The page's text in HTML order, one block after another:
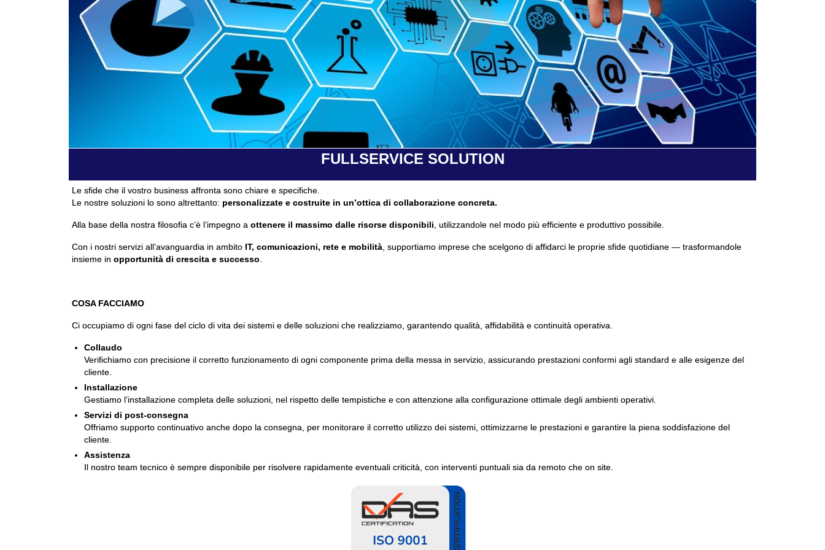
FULLSERVICE SOLUTION
Le sfide che il vostro business affronta sono chiare e specifiche.
Le nostre soluzioni lo sono altrettanto: personalizzate e costruite in un’ottica di collaborazione concreta.
Alla base della nostra filosofia c’è l’impegno a ottenere il massimo dalle risorse disponibili, utilizzandole nel modo più efficiente e produttivo possibile.
Con i nostri servizi all’avanguardia in ambito IT, comunicazioni, rete e mobilità, supportiamo imprese che scelgono di affidarci le proprie sfide quotidiane — trasformandole
insieme in opportunità di crescita e successo.
COSA FACCIAMO
Ci occupiamo di ogni fase del ciclo di vita dei sistemi e delle soluzioni che realizziamo, garantendo qualità, affidabilità e continuità operativa.
Collaudo
Verifichiamo con precisione il corretto funzionamento di ogni componente prima della messa in servizio, assicurando prestazioni conformi agli standard e alle esigenze del
cliente.
Installazione
Gestiamo l’installazione completa delle soluzioni, nel rispetto delle tempistiche e con attenzione alla configurazione ottimale degli ambienti operativi.
Servizi di post-consegna
Offriamo supporto continuativo anche dopo la consegna, per monitorare il corretto utilizzo dei sistemi, ottimizzarne le prestazioni e garantire la piena soddisfazione del
cliente.
Assistenza
Il nostro team tecnico è sempre disponibile per risolvere rapidamente eventuali criticità, con interventi puntuali sia da remoto che on site.